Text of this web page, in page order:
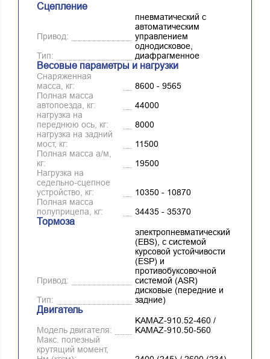
Сцепление
Привод:
пневматический с
автоматическим
управлением
Тип:
однодисковое,
диафрагменное
Весовые параметры и нагрузки
Снаряженная
масса, кг:
8600 - 9565
Полная масса
автопоезда, кг:
44000
нагрузка на
переднюю ось, кг:
8000
нагрузка на задний
мост, кг:
11500
Полная масса а/м,
кг:
19500
Нагрузка на
седельно-сцепное
устройство, кг:
10350 - 10870
Полная масса
полуприцепа, кг:
34435 - 35370
Тормоза
Привод:
электропневматический
(EBS), с системой
курсовой устойчивости
(ESP) и
противобуксовочной
системой (ASR)
Тип:
дисковые (передние и
задние)
Двигатель
Модель двигателя:
KAMAZ-910.52-460 /
KAMAZ-910.50-560
Макс. полезный
крутящий момент,